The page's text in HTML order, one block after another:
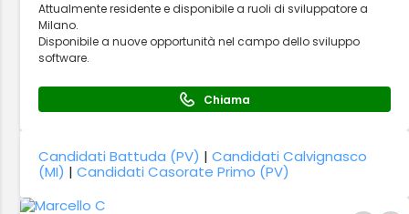
Attualmente residente e disponibile a ruoli di sviluppatore a
Milano.
Disponibile a nuove opportunità nel campo dello sviluppo
software.
Chiama
Candidati Battuda (PV) |Candidati Calvignasco
(MI) |Candidati Casorate Primo (PV)